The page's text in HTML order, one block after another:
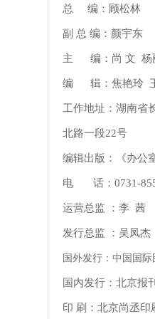
总 编：顾松林
副 总 编：颜宇东
主 编：尚 文 杨
编 辑：焦艳玲
工作地址：湖南省
北路一段22号
编辑出版：《办公
电 话：0731-
运营总监 ：李 茜
发行总监 ：吴凤杰
国外发行：中国国际
国内发行：北京报
印 刷：北京尚丞印